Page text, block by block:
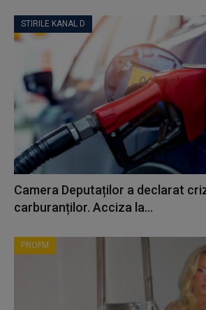
STIRILE KANAL D
Camera Deputaților a declarat
carburanților. Acciza la...
PROFM